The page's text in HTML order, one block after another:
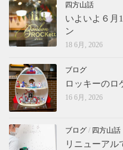
四方山話
いよいよ６月
ン
18 6月, 2026
ブログ
ロッキーのロ
16 6月, 2026
ブログ / 四方山話
リニューアル